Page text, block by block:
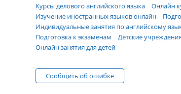
Курсы делового английского языка
Онлайн
Изучение иностранных языков онлайн
Индивидуальные занятия по английскому
Подготовка к экзаменам
Детские учреждения
Онлайн занятия для детей
Сообщить об ошибке